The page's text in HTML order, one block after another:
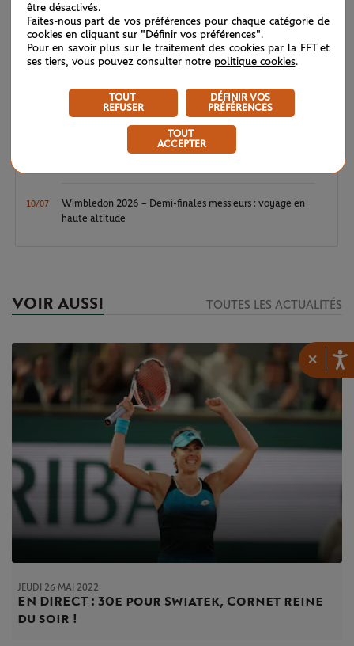
×
12/07
Wimbledon 2026 – Finale messieurs : écrire un peu plus
l’histoire
11/07 Wimbledon 2026 : Noskova, le triomphe de la jeunesse
Wimbledon 2026 – Finale dames : héritières d’une
grande tradition
10/07
Wimbledon 2026 – Demi-finales messieurs : voyage en
haute altitude
VOIR AUSSI TOUTES LES ACTUALITÉS
JEUDI 26 MAI 2022
EN DIRECT : 30e pour Swiatek, Cornet reine
du soir !
être désactivés.
Faites-nous part de vos préférences pour chaque catégorie de
cookies en cliquant sur "Définir vos préférences".
Pour en savoir plus sur le traitement des cookies par la FFT et
ses tiers, vous pouvez consulter notre politique cookies.
TOUT
REFUSER
DÉFINIR VOS
PRÉFÉRENCES
TOUT
ACCEPTER